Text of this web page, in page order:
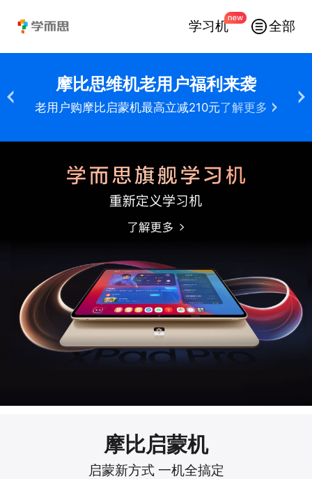
学习机 全部
摩比思维机老用户福利来袭
老用户购摩比启蒙机最高立减210元了解更多
摩比启蒙机
启蒙新方式 一机全搞定